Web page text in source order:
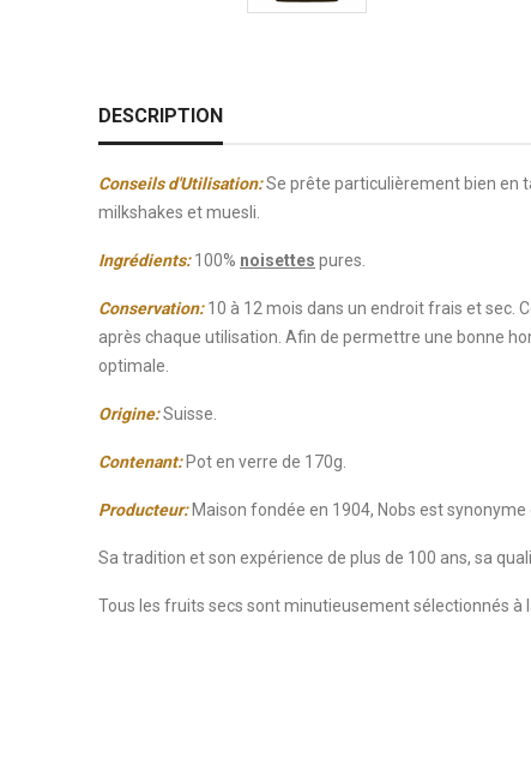
DESCRIPTION
Conseils d'Utilisation:Se prête particulièrement bien en
milkshakes et muesli.
Ingrédients: 100% noisettes pures.
Conservation: 10 à 12 mois dans un endroit frais et sec.
après chaque utilisation. Afin de permettre une bonne
optimale.
Origine:Suisse.
Contenant:Pot en verre de 170g.
Producteur: Maison fondée en 1904, Nobs est
Sa tradition et son expérience de plus de 100 ans, sa
Tous les fruits secs sont minutieusement sélectionnés